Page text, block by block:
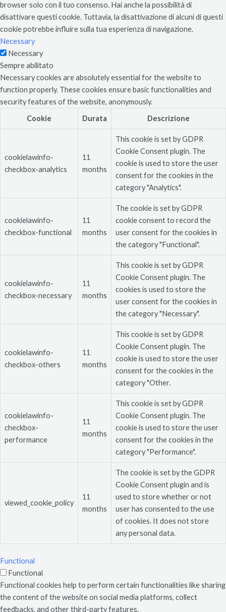
browser solo con il tuo consenso. Hai anche la possibilità di
disattivare questi cookie. Tuttavia, la disattivazione di alcuni di questi
cookie potrebbe influire sulla tua esperienza di navigazione.
Necessary
Necessary
Sempre abilitato
Necessary cookies are absolutely essential for the website to
function properly. These cookies ensure basic functionalities and
security features of the website, anonymously.
Cookie
Durata Descrizione
cookielawinfo-
checkbox-analytics
11
months
This cookie is set by GDPR
Cookie Consent plugin. The
cookie is used to store the user
consent for the cookies in the
category "Analytics".
cookielawinfo-
checkbox-functional
11
months
The cookie is set by GDPR
cookie consent to record the
user consent for the cookies in
the category "Functional".
cookielawinfo-
checkbox-necessary
11
months
This cookie is set by GDPR
Cookie Consent plugin. The
cookies is used to store the
user consent for the cookies in
the category "Necessary".
cookielawinfo-
checkbox-others
11
months
This cookie is set by GDPR
Cookie Consent plugin. The
cookie is used to store the user
consent for the cookies in the
category "Other.
cookielawinfo-
checkbox-
performance
11
months
This cookie is set by GDPR
Cookie Consent plugin. The
cookie is used to store the user
consent for the cookies in the
category "Performance".
viewed_cookie_policy
11
months
The cookie is set by the GDPR
Cookie Consent plugin and is
used to store whether or not
user has consented to the use
of cookies. It does not store
any personal data.
Functional
Functional
Functional cookies help to perform certain functionalities like sharing
the content of the website on social media platforms, collect
feedbacks, and other third-party features.